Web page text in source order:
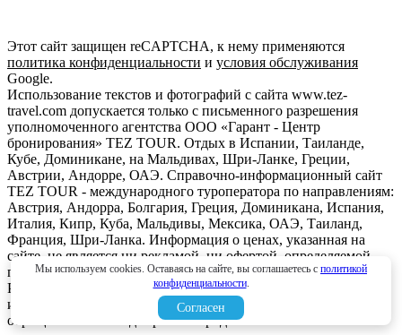
Этот сайт защищен reCAPTCHA, к нему применяются
политика конфиденциальности и условия обслуживания
Google.
Использование текстов и фотографий с сайта www.tez-
travel.com допускается только с письменного разрешения
уполномоченного агентства ООО «Гарант - Центр
бронирования» TEZ TOUR. Отдых в Испании, Таиланде,
Кубе, Доминикане, на Мальдивах, Шри-Ланке, Греции,
Австрии, Андорре, ОАЭ. Справочно-информационный сайт
TEZ TOUR - международного туроператора по направлениям:
Австрия, Андорра, Болгария, Греция, Доминикана, Испания,
Италия, Кипр, Куба, Мальдивы, Мексика, ОАЭ, Таиланд,
Франция, Шри-Ланка. Информация о ценах, указанная на
сайте, не является ни рекламой, ни офертой. определяемой
положениями Статьи 437 (2) Гражданского кодекса
Российской Федерации. Для получения подробной
информации о наличии и стоимости, пожалуйста,
обращайтесь к менеджерам по продажам.
Мы используем cookies. Оставаясь на сайте, вы соглашаетесь с политикой
конфиденциальности.
Согласен